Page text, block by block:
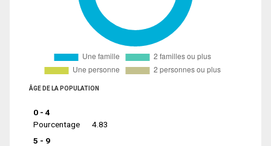
ÂGE DE LA POPULATION
0 - 4
Pourcentage
4.83
5 - 9